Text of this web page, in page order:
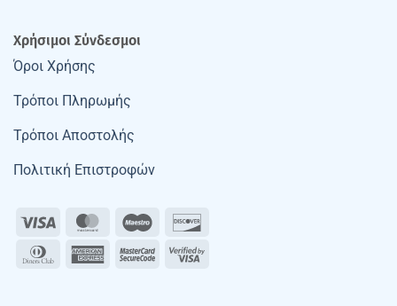
Χρήσιμοι Σύνδεσμοι
Όροι Χρήσης
Τρόποι Πληρωμής
Τρόποι Αποστολής
Πολιτική Επιστροφών
Visa MasterCardMaestro
Dinners
AmericanMasterCard
Visa